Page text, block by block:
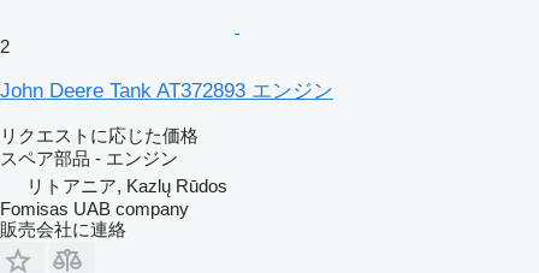
2
John Deere Tank AT372893 エンジン
リクエストに応じた価格
スペア部品 - エンジン
リトアニア, Kazlų Rūdos
Fomisas UAB company
販売会社に連絡